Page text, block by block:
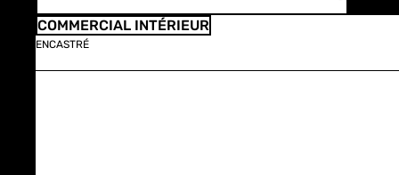
COMMERCIAL INTÉRIEUR
ENCASTRÉ